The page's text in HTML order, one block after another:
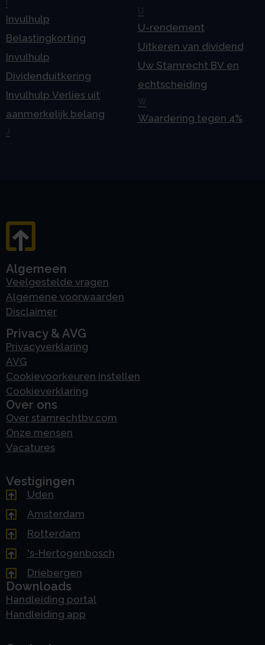
Invulhulp
Belastingkorting
Invulhulp
Dividenduitkering
Invulhulp Verlies uit
aanmerkelijk belang
U
U-rendement
Uitkeren van dividend
Uw Stamrecht BV en
echtscheiding
W
Waardering tegen 4%
Algemeen
Veelgestelde vragen
Algemene voorwaarden
Disclaimer
Privacy & AVG
Privacyverklaring
AVG
Cookievoorkeuren instellen
Cookieverklaring
Over ons
Over stamrechtbv.com
Onze mensen
Vacatures
Vestigingen
Uden
Amsterdam
Rotterdam
's-Hertogenbosch
Driebergen
Downloads
Handleiding portal
Handleiding app